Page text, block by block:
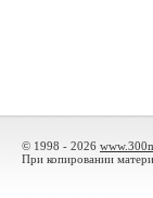
© 1998 - 2026
При копировании